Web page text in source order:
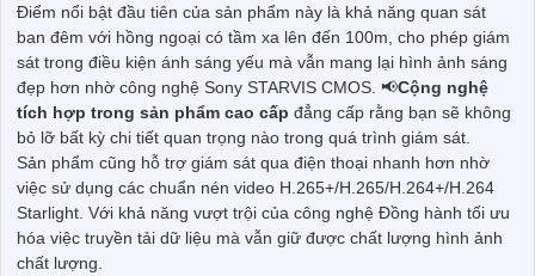
Điểm nổi bật đầu tiên của sản phẩm này là khả năng quan sát
ban đêm với hồng ngoại có tầm xa lên đến 100m, cho phép giám
sát trong điều kiện ánh sáng yếu mà vẫn mang lại hình ảnh sáng
đẹp hơn nhờ công nghệ Sony STARVIS CMOS. 📢Cộng nghệ
tích hợp trong sản phẩm cao cấp đẳng cấp rằng bạn sẽ không
bỏ lỡ bất kỳ chi tiết quan trọng nào trong quá trình giám sát.
Sản phẩm cũng hỗ trợ giám sát qua điện thoại nhanh hơn nhờ
việc sử dụng các chuẩn nén video H.265+/H.265/H.264+/H.264
Starlight. Với khả năng vượt trội của công nghệ Đồng hành tối ưu
hóa việc truyền tải dữ liệu mà vẫn giữ được chất lượng hình ảnh
chất lượng.